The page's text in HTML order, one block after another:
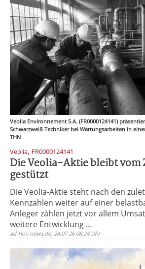
Veolia Environnement S.A. (FR0000124141)
Schwarzweiß Techniker bei Wartungsarbeiten in
THN
Veolia, FR0000124141
Die Veolia-Aktie bleibt vom
gestützt
Die Veolia-Aktie steht nach den
Kennzahlen weiter auf einer
Anleger zählen jetzt vor allem
weitere Entwicklung ...
ad-hoc-news.de, 24.07.26 08:24 Uhr